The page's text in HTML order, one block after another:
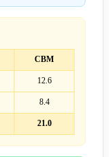
CBM
12.6
8.4
21.0